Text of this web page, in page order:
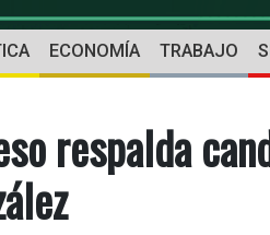
ECONOMÍA TRABAJO
respalda